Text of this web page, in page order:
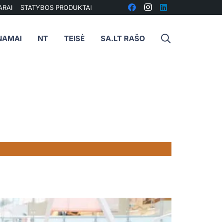
STATYBOS PRODUKTAI
NT TEISĖ SA.LT RAŠO